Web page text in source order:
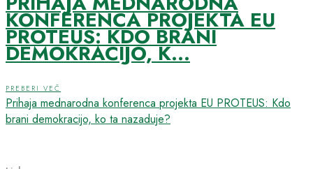
KONFERENCA PROJEKTA EU
PROTEUS: KDO BRANI
DEMOKRACIJO, K...
PREBERI VEČ
Prihaja mednarodna konferenca projekta EU PROTEUS: Kdo
brani demokracijo, ko ta nazaduje?